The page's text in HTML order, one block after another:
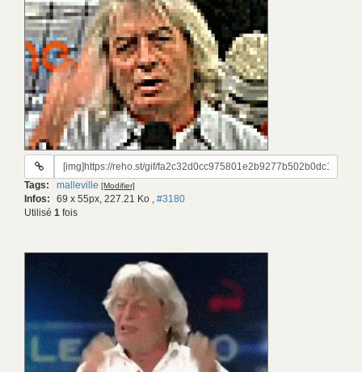
URL
gif:
Tags: malleville [Modifier]
Infos: 69 x 55px, 227.21 Ko , #3180
Utilisé 1 fois